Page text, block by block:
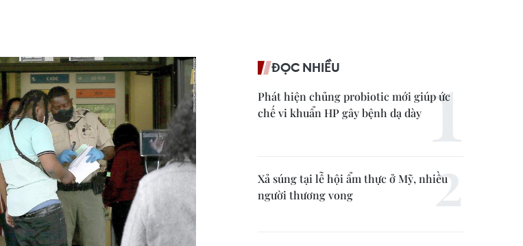
ĐỌC NHIỀU
Phát hiện chủng probiotic mới giúp ức
chế vi khuẩn HP gây bệnh dạ dày
Xả súng tại lễ hội ẩm thực ở Mỹ, nhiều
người thương vong